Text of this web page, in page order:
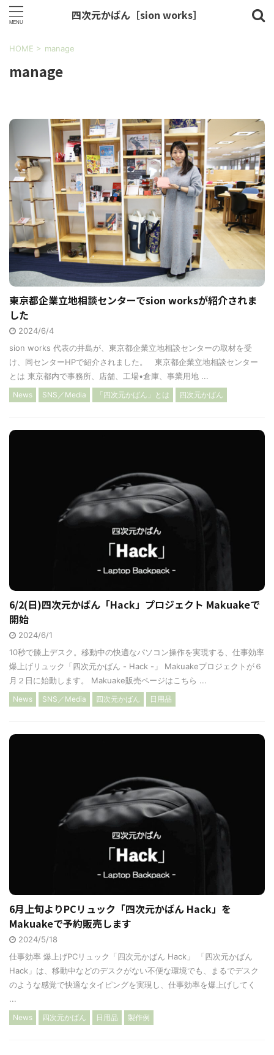
四次元かばん［sion works］
HOME > manage
manage
東京都企業立地相談センターでsion worksが紹介されま
した
2024/6/4
sion works 代表の井島が、東京都企業立地相談センターの取材を受
け、同センターHPで紹介されました。 東京都企業立地相談センター
とは 東京都内で事務所、店舗、工場•倉庫、事業用地 ...
News SNS／Media 「四次元かばん」とは 四次元かばん
6/2(日)四次元かばん「Hack」プロジェクト Makuakeで
開始
2024/6/1
10秒で膝上デスク。移動中の快適なパソコン操作を実現する、仕事効率
爆上げリュック「四次元かばん - Hack -」 Makuakeプロジェクトが６
月２日に始動します。 Makuake販売ページはこちら ...
News SNS／Media 四次元かばん 日用品
6月上旬よりPCリュック「四次元かばん Hack」を
Makuakeで予約販売します
2024/5/18
仕事効率 爆上げPCリュック「四次元かばん Hack」 「四次元かばん
Hack」は、移動中などのデスクがない不便な環境でも、まるでデスク
のような感覚で快適なタイピングを実現し、仕事効率を爆上げしてく
...
News 四次元かばん 日用品 製作例